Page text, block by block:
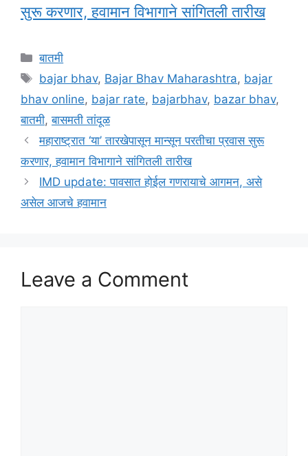
सुरू करणार, हवामान विभागाने सांगितली तारीख
Categories
बातमी
Tags
bajar bhav, Bajar Bhav Maharashtra, bajar
bhav online, bajar rate, bajarbhav, bazar bhav,
बातमी,बासमती तांदूळ
महाराष्ट्रात ‘या’ तारखेपासून मान्सून परतीचा प्रवास सुरू
करणार, हवामान विभागाने सांगितली तारीख
IMD update: पावसात होईल गणरायाचे आगमन, असे
असेल आजचे हवामान
Leave a Comment